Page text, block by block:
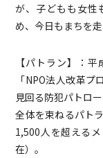
が、子どもも女性
め、今日もまちを走
【パトラン】：
「NPO法人改革
見回る防犯パトロー
全体を束ねるパト
1,500人を超える
在）。